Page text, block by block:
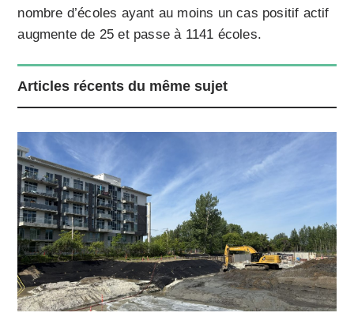
nombre d’écoles ayant au moins un cas positif actif
augmente de 25 et passe à 1141 écoles.
Articles récents du même sujet